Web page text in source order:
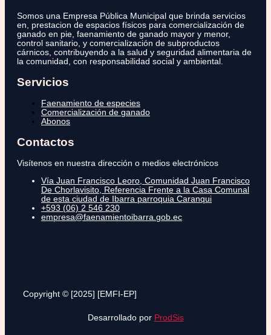
Somos una Empresa Pública Municipal que brinda servicios
en, prestacion de espacios físicos para comercialización de
ganado en pie, faenamiento de ganado mayor y menor,
control sanitario, y comercialización de subproductos
cárnicos, contribuyendo a la salud y seguridad alimentaria de
la comunidad, con responsabilidad social y ambiental.
Servicios
Faenamiento de especies
Comercialización de ganado
Abonos
Contactos
Visítenos en nuestra dirección o medios electrónicos
Vía Juan Francisco Leoro, Comunidad Juan Francisco
De Chorlavisito, Referencia Frente a la Casa Comunal
de esta ciudad de Ibarra parroquia Caranqui
+593 (06) 2 546 230
empresa@faenamientoibarra.gob.ec
Copyright © [2025] [EMFI-EP]
Desarrollado por ProdSis